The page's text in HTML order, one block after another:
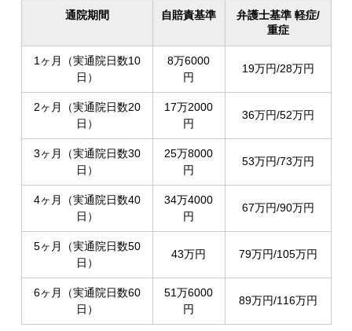
通院期間 自賠責基準
弁護士基準 軽症/
重症
1ヶ月（実通院日数10
日）
8万6000
円
19万円/28万円
2ヶ月（実通院日数20
日）
17万2000
円
36万円/52万円
3ヶ月（実通院日数30
日）
25万8000
円
53万円/73万円
4ヶ月（実通院日数40
日）
34万4000
円
67万円/90万円
5ヶ月（実通院日数50
日）
43万円 79万円/105万円
6ヶ月（実通院日数60
日）
51万6000
円
89万円/116万円